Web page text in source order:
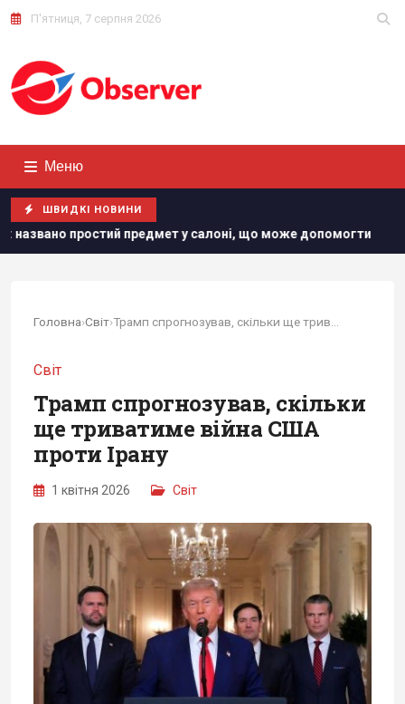
П'ятниця, 7 серпня 2026
Меню
ШВИДКІ НОВИНИ
у салоні, що може допомогти "Нам самим
Головна›Світ›
Світ
Трамп спрогнозував, скільки
ще триватиме війна США
проти Ірану
1 квітня 2026 Світ